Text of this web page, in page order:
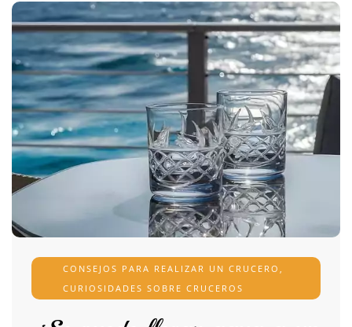
CONSEJOS PARA REALIZAR UN CRUCERO ,
CURIOSIDADES SOBRE CRUCEROS